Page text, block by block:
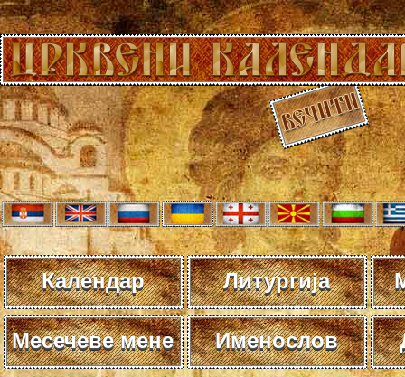
Календар Литургија
Месечеве мене Именослов